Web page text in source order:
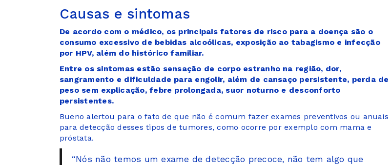
Causas e sintomas
De acordo com o médico, os principais fatores de risco para a doença são o
consumo excessivo de bebidas alcoólicas, exposição ao tabagismo e infecção
por HPV, além do histórico familiar.
Entre os sintomas estão sensação de corpo estranho na região, dor,
sangramento e dificuldade para engolir, além de cansaço persistente, perda de
peso sem explicação, febre prolongada, suor noturno e desconforto
persistentes.
Bueno alertou para o fato de que não é comum fazer exames preventivos ou anuais
para detecção desses tipos de tumores, como ocorre por exemplo com mama e
próstata.
“Nós não temos um exame de detecção precoce, não tem algo que